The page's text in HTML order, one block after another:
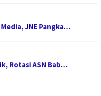
JNE Pangka…
Rotasi ASN Bab…